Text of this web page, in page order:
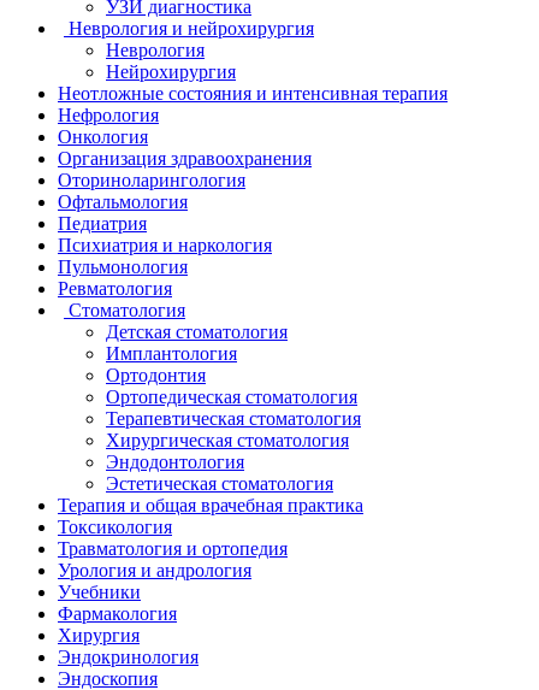
УЗИ диагностика
Неврология и нейрохирургия
Неврология
Нейрохирургия
Неотложные состояния и интенсивная терапия
Нефрология
Онкология
Организация здравоохранения
Оториноларингология
Офтальмология
Педиатрия
Психиатрия и наркология
Пульмонология
Ревматология
Стоматология
Детская стоматология
Имплантология
Ортодонтия
Ортопедическая стоматология
Терапевтическая стоматология
Хирургическая стоматология
Эндодонтология
Эстетическая стоматология
Терапия и общая врачебная практика
Токсикология
Травматология и ортопедия
Урология и андрология
Учебники
Фармакология
Хирургия
Эндокринология
Эндоскопия